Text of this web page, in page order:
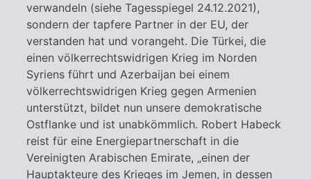
verwandeln (siehe Tagesspiegel 24.12.2021),
sondern der tapfere Partner in der EU, der
verstanden hat und vorangeht. Die Türkei, die
einen völkerrechtswidrigen Krieg im Norden
Syriens führt und Azerbaijan bei einem
völkerrechtswidrigen Krieg gegen Armenien
unterstützt, bildet nun unsere demokratische
Ostflanke und ist unabkömmlich. Robert Habeck
reist für eine Energiepartnerschaft in die
Vereinigten Arabischen Emirate, „einen der
Hauptakteure des Krieges im Jemen, in dessen